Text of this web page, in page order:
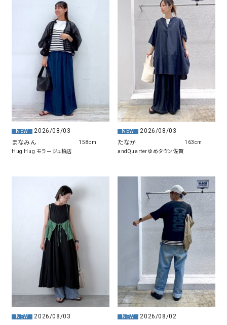
NEW
2026/08/03
まなみん
Hug Hug モラージュ柏店
158cm
NEW
2026/08/03
たなか
andQuarterゆめタウン佐賀
163cm
NEW
2026/08/03
NEW
2026/08/02